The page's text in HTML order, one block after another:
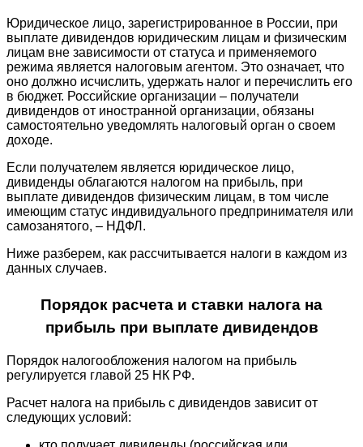
Юридическое лицо, зарегистрированное в России, при
выплате дивидендов юридическим лицам и физическим
лицам вне зависимости от статуса и применяемого
режима является налоговым агентом. Это означает, что
оно должно исчислить, удержать налог и перечислить его
в бюджет. Российские организации – получатели
дивидендов от иностранной организации, обязаны
самостоятельно уведомлять налоговый орган о своем
доходе.
Если получателем является юридическое лицо,
дивиденды облагаются налогом на прибыль, при
выплате дивидендов физическим лицам, в том числе
имеющим статус индивидуального предпринимателя или
самозанятого, – НДФЛ.
Ниже разберем, как рассчитывается налоги в каждом из
данных случаев.
Порядок расчета и ставки налога на
прибыль при выплате дивидендов
Порядок налогообложения налогом на прибыль
регулируется главой 25 НК РФ.
Расчет налога на прибыль с дивидендов зависит от
следующих условий: